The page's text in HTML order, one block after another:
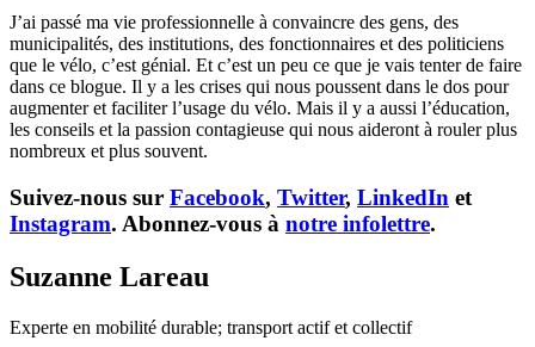
J’ai passé ma vie professionnelle à convaincre des gens, des
municipalités, des institutions, des fonctionnaires et des politiciens
que le vélo, c’est génial. Et c’est un peu ce que je vais tenter de faire
dans ce blogue. Il y a les crises qui nous poussent dans le dos pour
augmenter et faciliter l’usage du vélo. Mais il y a aussi l’éducation,
les conseils et la passion contagieuse qui nous aideront à rouler plus
nombreux et plus souvent.
Suivez-nous sur Facebook, Twitter, LinkedIn et
Instagram. Abonnez-vous à notre infolettre.
Suzanne Lareau
Experte en mobilité durable; transport actif et collectif